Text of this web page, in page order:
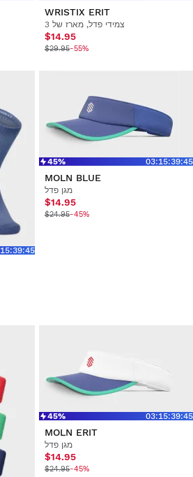
WRISTIX ERIT
צמידי פדל, מארז של 3
$14.95
$29.95-55%
15:39:45
45% 03:15:39:45
MOLN BLUE
מגן פדל
$14.95
$24.95-45%
45% 03:15:39:45
MOLN ERIT
מגן פדל
$14.95
$24.95-45%